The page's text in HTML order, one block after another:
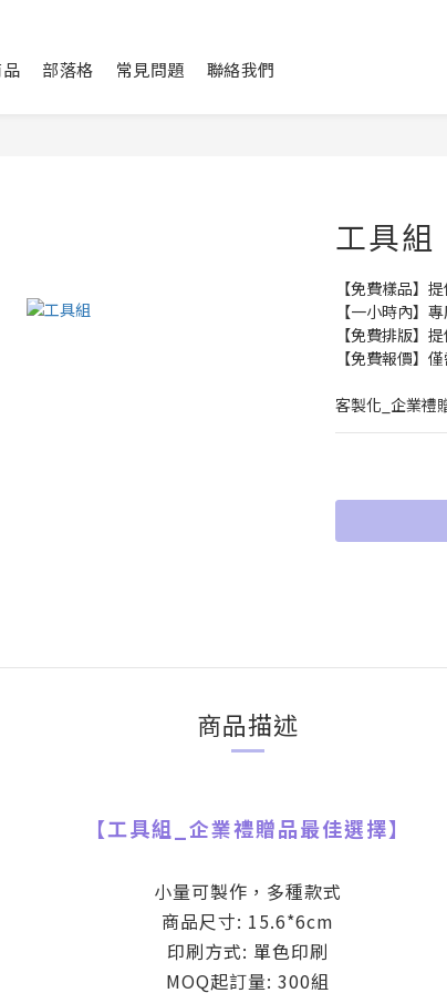
部落格 常見問題 聯絡我們
工具組
【免費樣品】
【一小時內】
【免費排版】
【免費報價】
客製化_企業禮
商品描述
【工具組 企業禮贈品最佳選擇】
小量可製作，多種款式
商品尺寸: 15.6*6cm
印刷方式: 單色印刷
MOQ起訂量: 300組